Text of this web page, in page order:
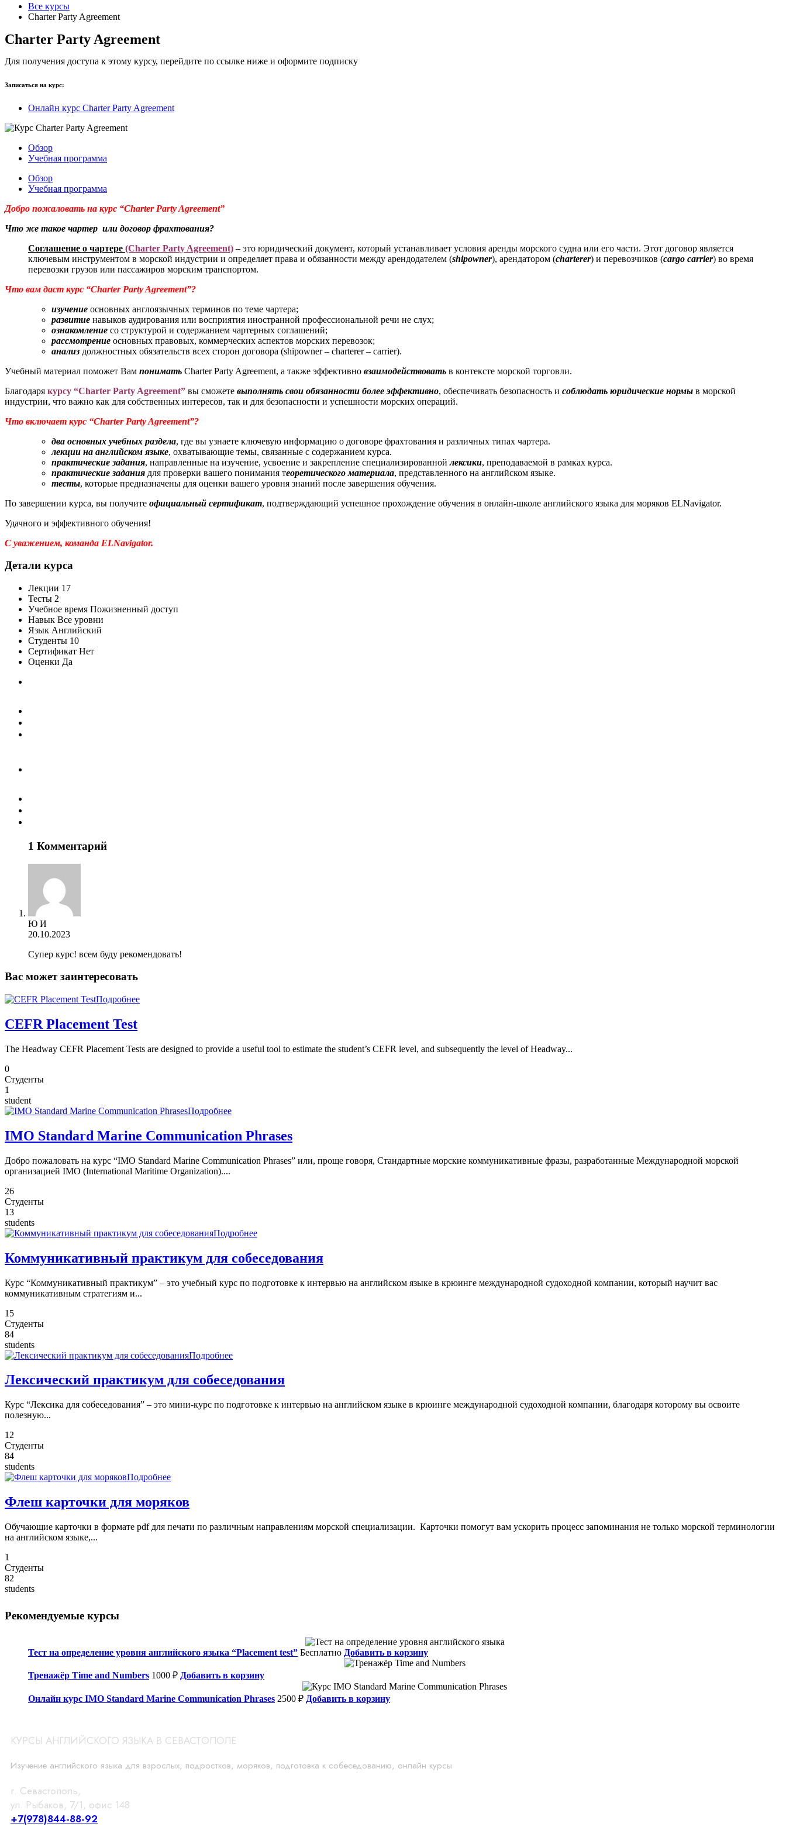
Все курсы
Charter Party Agreement
Charter Party Agreement
Для получения доступа к этому курсу, перейдите по ссылке ниже и оформите подписку
Записаться на курс:
Онлайн курс Charter Party Agreement
Обзор
Учебная программа
Обзор
Учебная программа
Добро пожаловать на курс “Charter Party Agreement”
Что же такое чартер или договор фрахтования?
Cоглашение о чартере (Charter Party Agreement) – это юридический документ, который устанавливает условия аренды морского судна или его части. Этот договор является
ключевым инструментом в морской индустрии и определяет права и обязанности между арендодателем (shipowner), арендатором (charterer) и перевозчиков (cargo carrier) во время
перевозки грузов или пассажиров морским транспортом.
Что вам даст курс “Charter Party Agreement”?
изучение основных англоязычных терминов по теме чартера;
развитие навыков аудирования или восприятия иностранной профессиональной речи не слух;
ознакомление со структурой и содержанием чартерных соглашений;
рассмотрение основных правовых, коммерческих аспектов морских перевозок;
анализ должностных обязательств всех сторон договора (shipowner – charterer – carrier).
Учебный материал поможет Вам понимать Charter Party Agreement, а также эффективно взаимодействовать в контексте морской торговли.
Благодаря курсу “Charter Party Agreement” вы сможете выполнять свои обязанности более эффективно, обеспечивать безопасность и соблюдать юридические нормы в морской
индустрии, что важно как для собственных интересов, так и для безопасности и успешности морских операций.
Что включает курс “Charter Party Agreement”?
два основных учебных раздела, где вы узнаете ключевую информацию о договоре фрахтования и различных типах чартера.
лекции на английском языке, охватывающие темы, связанные с содержанием курса.
практические задания, направленные на изучение, усвоение и закрепление специализированнойлексики, преподаваемой в рамках курса.
практические задания для проверки вашего понимания теоретического материала, представленного на английском языке.
тесты, которые предназначены для оценки вашего уровня знаний после завершения обучения.
По завершении курса, вы получите официальный сертификат, подтверждающий успешное прохождение обучения в онлайн-школе английского языка для моряков ELNavigator.
Удачного и эффективного обучения!
С уважением, команда ELNavigator.
Детали курса
Лекции 17
Тесты 2
Учебное время Пожизненный доступ
Навык Все уровни
Язык Английский
Студенты 10
Сертификат Нет
Оценки Да
1 Комментарий
Ю И
20.10.2023
Супер курс! всем буду рекомендовать!
Вас может заинтересовать
Подробнее
CEFR Placement Test
The Headway CEFR Placement Tests are designed to provide a useful tool to estimate the student’s CEFR level, and subsequently the level of Headway...
0
Студенты
1
student
Подробнее
IMO Standard Marine Communication Phrases
Добро пожаловать на курс “IMO Standard Marine Communication Phrases” или, проще говоря, Стандартные морские коммуникативные фразы, разработанные Международной морской
организацией IMO (International Maritime Organization)....
26
Студенты
13
students
Подробнее
Коммуникативный практикум для собеседования
Курс “Коммуникативный практикум” – это учебный курс по подготовке к интервью на английском языке в крюинге международной судоходной компании, который научит вас
коммуникативным стратегиям и...
15
Студенты
84
students
Подробнее
Лексический практикум для собеседования
Курс “Лексика для собеседования” – это мини-курс по подготовке к интервью на английском языке в крюинге международной судоходной компании, благодаря которому вы освоите
полезную...
12
Студенты
84
students
Подробнее
Флеш карточки для моряков
Обучающие карточки в формате pdf для печати по различным направлениям морской специализации. Карточки помогут вам ускорить процесс запоминания не только морской терминологии
на английском языке,...
1
Студенты
82
students
Рекомендуемые курсы
Тест на определение уровня английского языка “Placement test” Бесплатно Добавить в корзину
Тренажёр Time and Numbers 1000 ₽ Добавить в корзину
Онлайн курс IMO Standard Marine Communication Phrases 2500 ₽ Добавить в корзину
КУРСЫ АНГЛИЙСКОГО ЯЗЫКА В СЕВАСТОПОЛЕ
Изучение английского языка для взрослых, подростков, моряков, подготовка к собеседованию, онлайн курсы
г. Севастополь,
ул. Рыбаков, 7/1, офис 148
+7(978)844-88-92